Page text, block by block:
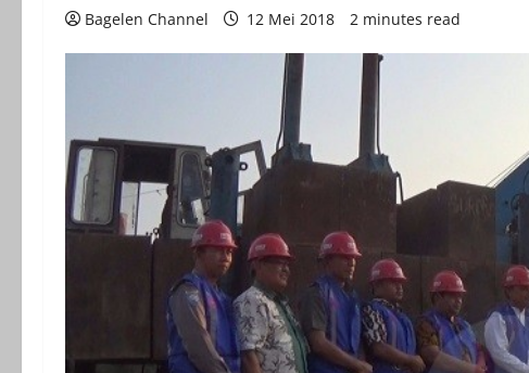
Bagelen Channel 12 Mei 2018 2 minutes read